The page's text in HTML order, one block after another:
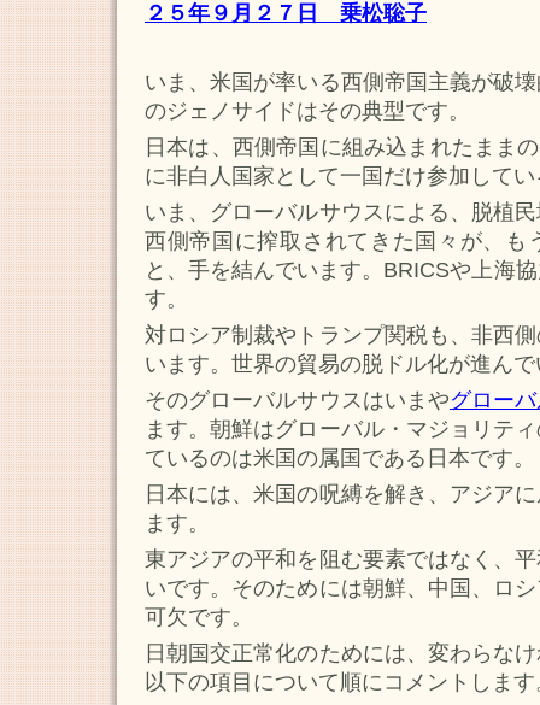
２５年９月２７日 乗松聡子
いま、米国が率いる西側帝国主義が破
のジェノサイドはその典型です。
日本は、西側帝国に組み込まれたまま
に非白人国家として一国だけ参加して
いま、グローバルサウスによる、脱植
西側帝国に搾取されてきた国々が、も
と、手を結んでいます。BRICSや上海
す。
対ロシア制裁やトランプ関税も、非西
います。世界の貿易の脱ドル化が進ん
そのグローバルサウスはいまやグロー
ます。朝鮮はグローバル・マジョリテ
ているのは米国の属国である日本です。
日本には、米国の呪縛を解き、アジア
ます。
東アジアの平和を阻む要素ではなく、
いです。そのためには朝鮮、中国、ロ
可欠です。
日朝国交正常化のためには、変わらな
以下の項目について順にコメントします